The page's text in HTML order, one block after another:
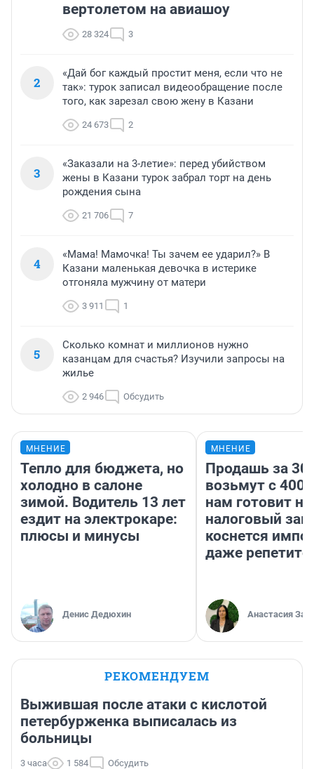
вертолетом на авиашоу
28 324 3
2
«Дай бог каждый простит меня, если что не
так»: турок записал видеообращение после
того, как зарезал свою жену в Казани
24 673 2
3
«Заказали на 3-летие»: перед убийством
жены в Казани турок забрал торт на день
рождения сына
21 706 7
4
«Мама! Мамочка! Ты зачем ее ударил?» В
Казани маленькая девочка в истерике
отгоняла мужчину от матери
3 911 1
5
Сколько комнат и миллионов нужно
казанцам для счастья? Изучили запросы на
жилье
2 946 Обсудить
МНЕНИЕ
Тепло для бюджета, но
холодно в салоне
зимой. Водитель 13 лет
ездит на электрокаре:
плюсы и минусы
Денис Дедюхин
МНЕНИЕ
Продашь за
возьмут с
нам готовит
налоговый
коснется
даже
Анастасия
РЕКОМЕНДУЕМ
Выжившая после атаки с кислотой
петербурженка выписалась из
больницы
3 часа 1 584 Обсудить